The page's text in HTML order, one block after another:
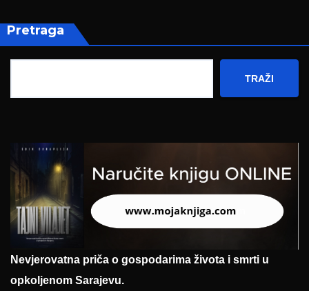
Pretraga
TRAŽI
Nevjerovatna priča o gospodarima života i smrti u
opkoljenom Sarajevu.